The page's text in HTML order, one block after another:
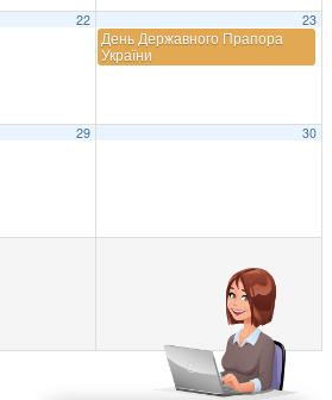
22 23
День Державного Прапора
України
29 30